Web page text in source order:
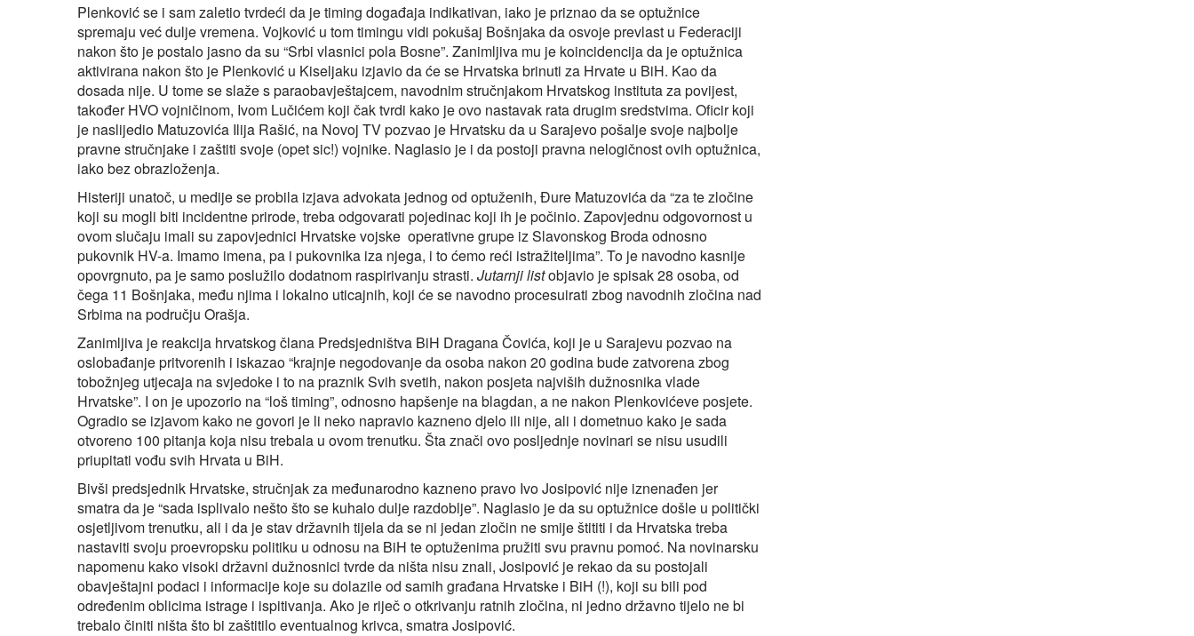
Plenković se i sam zaletio tvrdeći da je timing događaja indikativan, iako je priznao da se optužnice
spremaju već dulje vremena. Vojković u tom timingu vidi pokušaj Bošnjaka da osvoje prevlast u Federaciji
nakon što je postalo jasno da su “Srbi vlasnici pola Bosne”. Zanimljiva mu je koincidencija da je optužnica
aktivirana nakon što je Plenković u Kiseljaku izjavio da će se Hrvatska brinuti za Hrvate u BiH. Kao da
dosada nije. U tome se slaže s paraobavještajcem, navodnim stručnjakom Hrvatskog instituta za povijest,
također HVO vojničinom, Ivom Lučićem koji čak tvrdi kako je ovo nastavak rata drugim sredstvima. Oficir koji
je naslijedio Matuzovića Ilija Rašić, na Novoj TV pozvao je Hrvatsku da u Sarajevo pošalje svoje najbolje
pravne stručnjake i zaštiti svoje (opet sic!) vojnike. Naglasio je i da postoji pravna nelogičnost ovih optužnica,
iako bez obrazloženja.
Histeriji unatoč, u medije se probila izjava advokata jednog od optuženih, Đure Matuzovića da “za te zločine
koji su mogli biti incidentne prirode, treba odgovarati pojedinac koji ih je počinio. Zapovjednu odgovornost u
ovom slučaju imali su zapovjednici Hrvatske vojske operativne grupe iz Slavonskog Broda odnosno
pukovnik HV-a. Imamo imena, pa i pukovnika iza njega, i to ćemo reći istražiteljima”. To je navodno kasnije
opovrgnuto, pa je samo poslužilo dodatnom raspirivanju strasti. Jutarnji listobjavio je spisak 28 osoba, od
čega 11 Bošnjaka, među njima i lokalno uticajnih, koji će se navodno procesuirati zbog navodnih zločina nad
Srbima na području Orašja.
Zanimljiva je reakcija hrvatskog člana Predsjedništva BiH Dragana Čovića, koji je u Sarajevu pozvao na
oslobađanje pritvorenih i iskazao “krajnje negodovanje da osoba nakon 20 godina bude zatvorena zbog
tobožnjeg utjecaja na svjedoke i to na praznik Svih svetih, nakon posjeta najviših dužnosnika vlade
Hrvatske”. I on je upozorio na “loš timing”, odnosno hapšenje na blagdan, a ne nakon Plenkovićeve posjete.
Ogradio se izjavom kako ne govori je li neko napravio kazneno djelo ili nije, ali i dometnuo kako je sada
otvoreno 100 pitanja koja nisu trebala u ovom trenutku. Šta znači ovo posljednje novinari se nisu usudili
priupitati vođu svih Hrvata u BiH.
Bivši predsjednik Hrvatske, stručnjak za međunarodno kazneno pravo Ivo Josipović nije iznenađen jer
smatra da je “sada isplivalo nešto što se kuhalo dulje razdoblje”. Naglasio je da su optužnice došle u politički
osjetljivom trenutku, ali i da je stav državnih tijela da se ni jedan zločin ne smije štititi i da Hrvatska treba
nastaviti svoju proevropsku politiku u odnosu na BiH te optuženima pružiti svu pravnu pomoć. Na novinarsku
napomenu kako visoki državni dužnosnici tvrde da ništa nisu znali, Josipović je rekao da su postojali
obavještajni podaci i informacije koje su dolazile od samih građana Hrvatske i BiH (!), koji su bili pod
određenim oblicima istrage i ispitivanja. Ako je riječ o otkrivanju ratnih zločina, ni jedno državno tijelo ne bi
trebalo činiti ništa što bi zaštitilo eventualnog krivca, smatra Josipović.